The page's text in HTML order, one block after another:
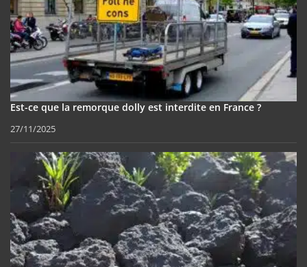
Est-ce que la remorque dolly est interdite en France ?
27/11/2025